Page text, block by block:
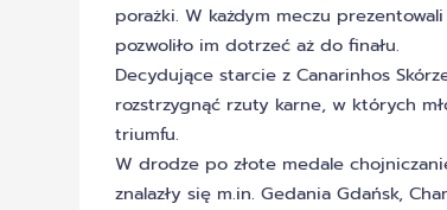
porażki. W każdym meczu
pozwoliło im dotrzeć aż do finału.
Decydujące starcie z Canarinhos
rozstrzygnąć rzuty karne, w których
triumfu.
W drodze po złote medale
znalazły się m.in. Gedania Gdańsk,